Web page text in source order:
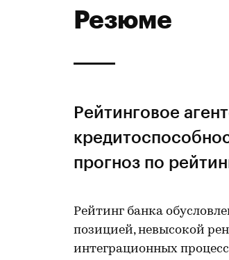
Резюме
Рейтинговое
прогноз по
Рейтинг банка
позицией, невысокой
интеграционных